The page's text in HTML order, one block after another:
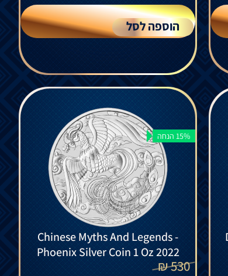
הוספה לסל
15% הנחה
Chinese Myths And Legends -
Phoenix Silver Coin 1 Oz 2022
530
₪